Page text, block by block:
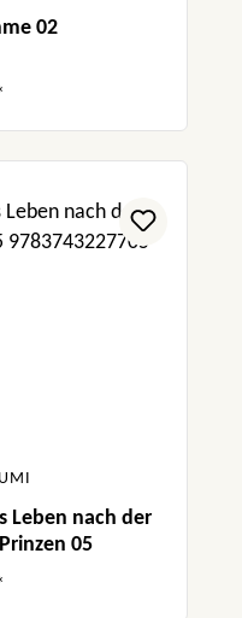
02
Leben nach der
05